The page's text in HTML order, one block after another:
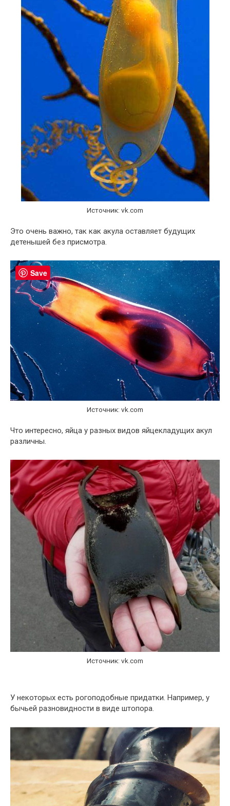
Источник: vk.com
Это очень важно, так как акула оставляет будущих
детенышей без присмотра.
Источник: vk.com
Что интересно, яйца у разных видов яйцекладущих акул
различны.
Источник: vk.com
У некоторых есть рогоподобные придатки. Например, у
бычьей разновидности в виде штопора.
Save